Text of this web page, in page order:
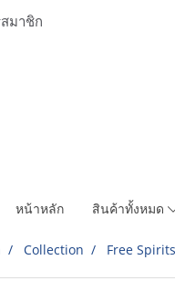
มาชิก
หน้าหลัก สินค้าทั้งหมด
Collection Free